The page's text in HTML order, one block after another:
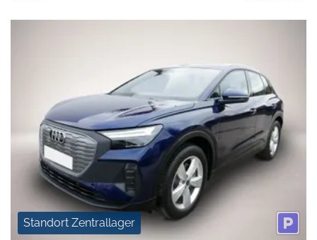
Standort Zentrallager